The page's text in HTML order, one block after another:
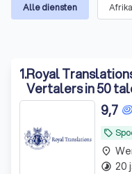
Alle diensten
1.Royal
Vertalers in 50
local_offer
9,7
place
timelapse 20